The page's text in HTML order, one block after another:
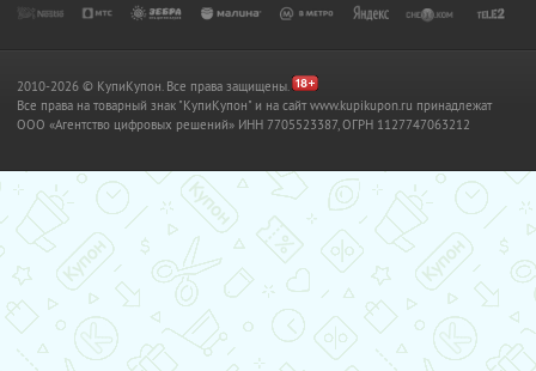
2010-2026 © КупиКупон. Все права защищены.
Все права на товарный знак "КупиКупон" и на сайт www.kupikupon.ru принадлежат
OOO «Агентство цифровых решений» ИНН 7705523387, ОГРН 1127747063212